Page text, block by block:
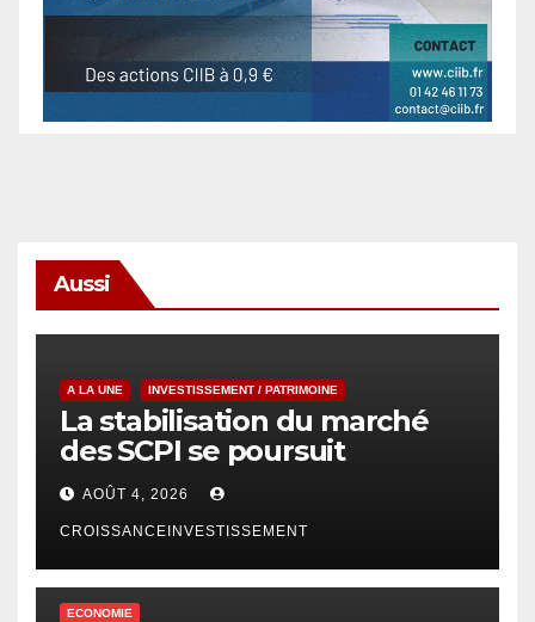
Aussi
A LA UNE INVESTISSEMENT / PATRIMOINE
La stabilisation du marché
des SCPI se poursuit
AOÛT 4, 2026
CROISSANCEINVESTISSEMENT
ECONOMIE